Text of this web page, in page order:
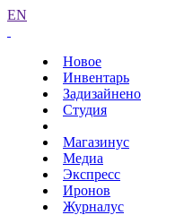
EN
Новое
Инвентарь
Задизайнено
Студия
Магазинус
Медиа
Экспресс
Иронов
Журналус